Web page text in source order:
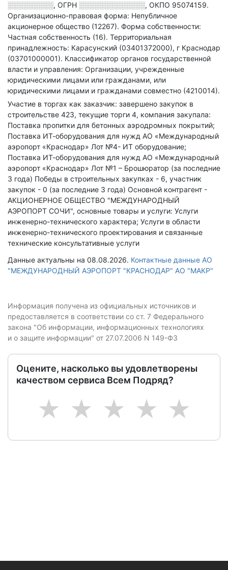
░░░░░░░░░, ОГРН ░░░░░░░░░░░░░, ОКПО 95074159.
Организационно-правовая форма: Непубличное
акционерное общество (12267). Форма собственности:
Частная собственность (16). Территориальная
принадлежность: Карасунский (03401372000), г Краснодар
(03701000001). Классификатор органов государственной
власти и управления: Организации, учрежденные
юридическими лицами или гражданами, или
юридическими лицами и гражданами совместно (4210014).
Участие в торгах как заказчик: завершено закупок в
строительстве 423, текущие торги 4, компания закупала:
Поставка пропитки для бетонных аэродромных покрытий;
Поставка ИТ-оборудования для нужд АО «Международный
аэропорт «Краснодар» Лот №4- ИТ оборудование;
Поставка ИТ-оборудования для нужд АО «Международный
аэропорт «Краснодар» Лот №1 – Брошюратор (за последние
3 года) Победы в строительных закупках - 6, участник
закупок - 0 (за последние 3 года) Основной контрагент -
АКЦИОНЕРНОЕ ОБЩЕСТВО "МЕЖДУНАРОДНЫЙ
АЭРОПОРТ СОЧИ", основные товары и услуги: Услуги
инженерно-технического характера; Услуги в области
инженерно-технического проектирования и связанные
технические консультативные услуги
Данные актуальны на 08.08.2026. Контактные данные АО
"МЕЖДУНАРОДНЫЙ АЭРОПОРТ "КРАСНОДАР" АО "МАКР"
Информация получена из официальных источников и
предоставляется в соответствии со ст. 7 Федерального
закона "Об информации, информационных технологиях
и о защите информации" от 27.07.2006 N 149-ФЗ
Оцените, насколько вы удовлетворены
качеством сервиса Всем Подряд?
5
4
3
2
1